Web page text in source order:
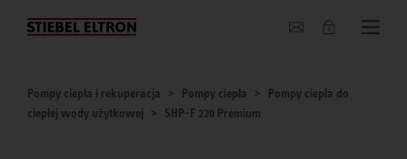
O nas
Pompy ciepła i rekuperacja Pompy ciepła
Pompy ciepła do
ciepłej wody użytkowej
SHP-F 220 Premium